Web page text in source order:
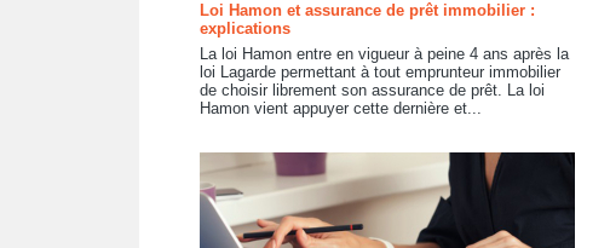
Loi Hamon et assurance de prêt immobilier :
explications
La loi Hamon entre en vigueur à peine 4 ans après la
loi Lagarde permettant à tout emprunteur immobilier
de choisir librement son assurance de prêt. La loi
Hamon vient appuyer cette dernière et...